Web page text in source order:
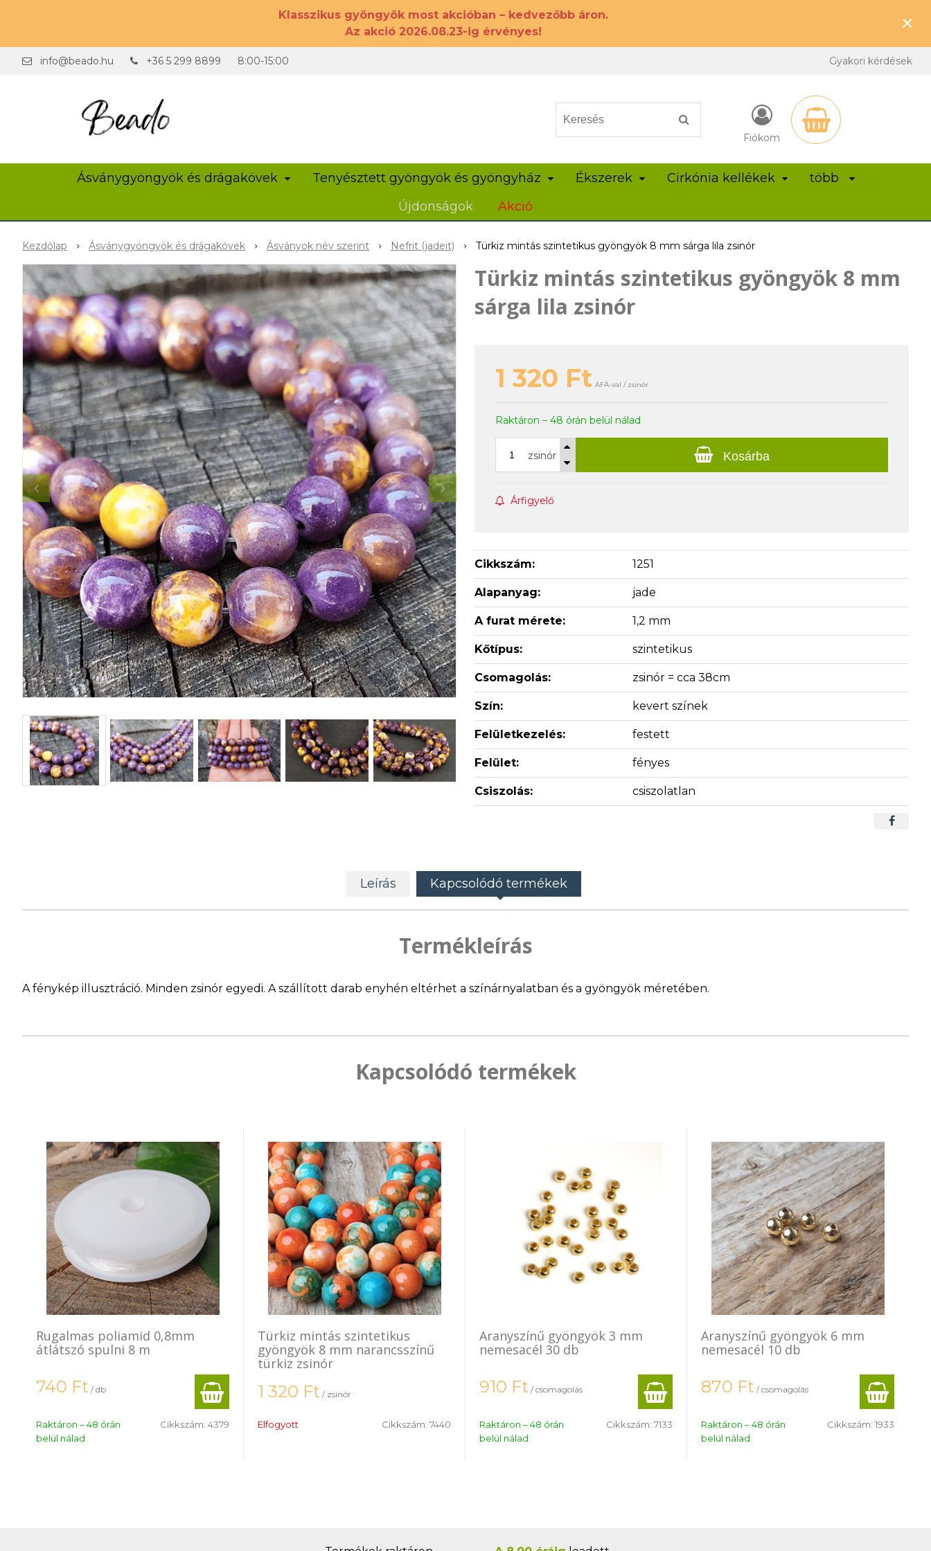
Klasszikus gyöngyök most akcióban – kedvezőbb áron.
Az akció 2026.08.23-ig érvényes!
×
info@beado.hu +36 5 299 8899 8:00-15:00 Gyakori kérdések
Fiókom
Ásványgyöngyök és drágakövek Tenyésztett gyöngyök és gyöngyház Ékszerek Cirkónia kellékek
több
Újdonságok
Akció
Kezdőlap Ásványgyöngyök és drágakövek Ásványok név szerint Nefrit (jadeit) Türkiz mintás szintetikus gyöngyök 8 mm sárga lila zsinór
Türkiz mintás szintetikus gyöngyök 8 mm
sárga lila zsinór
1 320 Ft ÁFÁ-val / zsinór
Raktáron – 48 órán belül nálad
zsinór Kosárba
Árfigyelő
Cikkszám: 1251
Alapanyag: jade
A furat mérete: 1,2 mm
Kőtípus: szintetikus
Csomagolás: zsinór = cca 38cm
Szín: kevert színek
Felületkezelés: festett
Felület: fényes
Csiszolás: csiszolatlan
Leírás Kapcsolódó termékek
Termékleírás
A fénykép illusztráció. Minden zsinór egyedi. A szállított darab enyhén eltérhet a színárnyalatban és a gyöngyök méretében.
Kapcsolódó termékek
Rugalmas poliamid 0,8mm
átlátszó spulni 8 m
740 Ft / db
Raktáron – 48 órán
belül nálad
Cikkszám: 4379
Türkiz mintás szintetikus
gyöngyök 8 mm narancsszínű
türkiz zsinór
1 320 Ft / zsinór
Elfogyott Cikkszám: 7440
Aranyszínű gyöngyök 3 mm
nemesacél 30 db
910 Ft / csomagolás
Raktáron – 48 órán
belül nálad
Cikkszám: 7133
Aranyszínű gyöngyök 6 mm
nemesacél 10 db
870 Ft / csomagolás
Raktáron – 48 órán
belül nálad
Cikkszám: 1933